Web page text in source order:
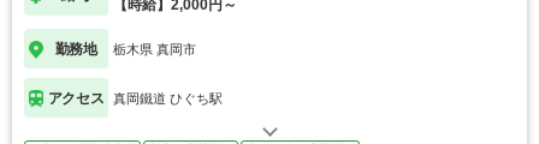
【時給】2,000円～
勤務地 栃木県 真岡市
アクセス 真岡鐵道 ひぐち駅